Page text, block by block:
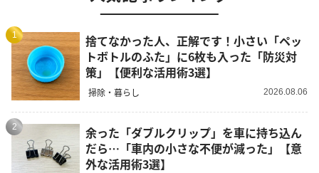
1
捨てなかった人、正解です！小さい「ペッ
トボトルのふた」に6枚も入った「防災対
策」【便利な活用術3選】
掃除・暮らし 2026.08.06
2
余った「ダブルクリップ」を車に持ち込ん
だら…「車内の小さな不便が減った」【意
外な活用術3選】